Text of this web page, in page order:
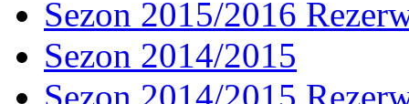
Sezon 2015/2016
Sezon 2014/2015